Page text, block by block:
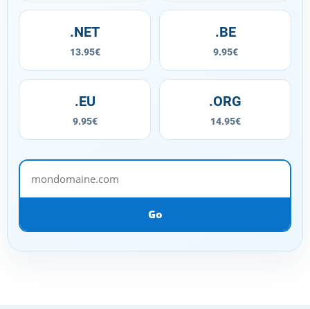
.NET
13.95€
.BE
9.95€
.EU
9.95€
.ORG
14.95€
mondomaine.com
Go